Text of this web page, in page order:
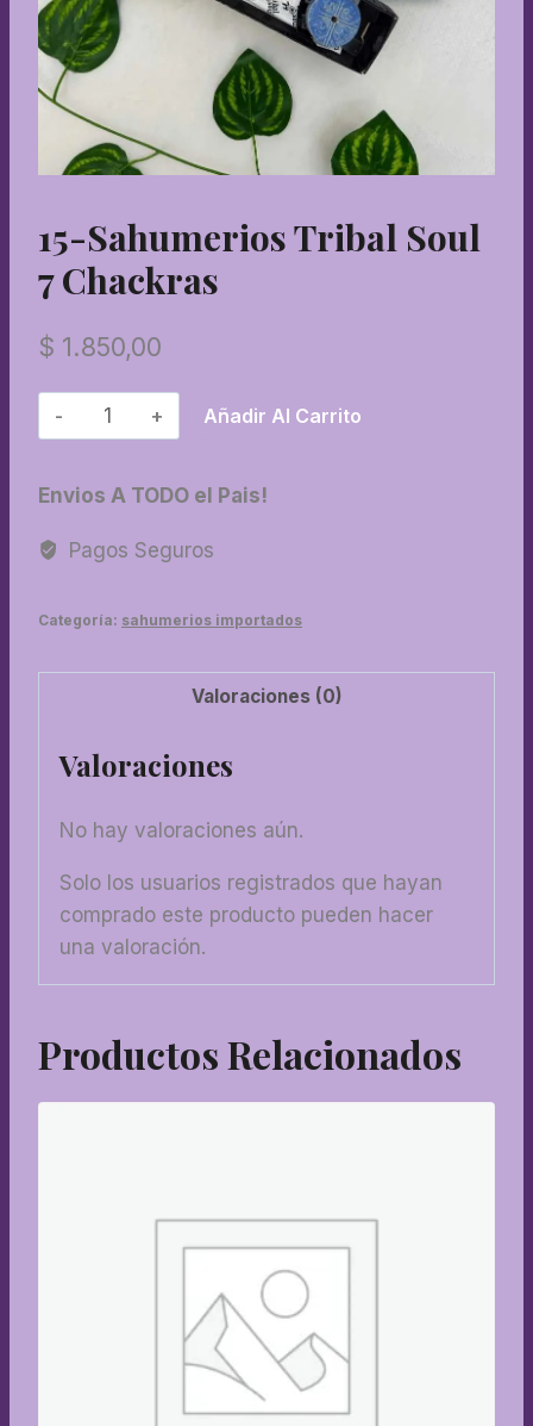
15-Sahumerios Tribal Soul
7 Chackras
$ 1.850,00
15-
Sahumerios
soul
chackras
Añadir Al Carrito
Envios A TODO el Pais!
Pagos Seguros
Categoría: sahumerios importados
Valoraciones (0)
Valoraciones
No hay valoraciones aún.
Solo los usuarios registrados que hayan
comprado este producto pueden hacer
una valoración.
Productos Relacionados